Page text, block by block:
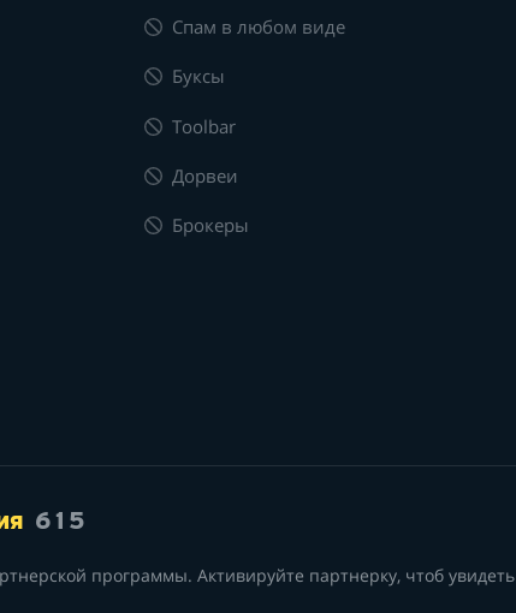
Спам в любом виде
Буксы
Toolbar
Дорвеи
Брокеры
615
программы. Активируйте партнерку, чтоб увидеть